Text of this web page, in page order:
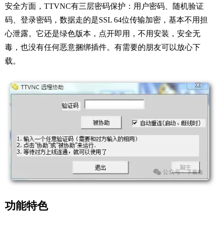
安全方面，TTVNC有三层密码保护：用户密码、随机验证
码、登录密码，数据走的是SSL 64位传输加密，基本不用担
心泄露。它还是绿色版本，点开即用，不用安装，安全无
毒，也没有任何恶意捆绑插件。有需要的朋友可以放心下
载。
功能特色